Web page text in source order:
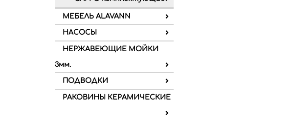
МЕБЕЛЬ ALAVANN
НАСОСЫ
НЕРЖАВЕЮЩИЕ МОЙКИ
3мм.
ПОДВОДКИ
РАКОВИНЫ КЕРАМИЧЕСКИЕ